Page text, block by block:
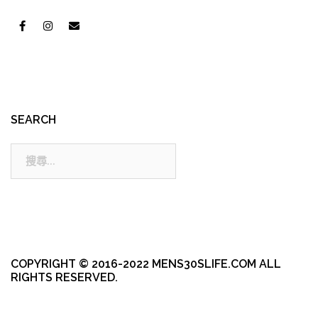
SEARCH
COPYRIGHT © 2016-2022 MENS30SLIFE.COM ALL
RIGHTS RESERVED.